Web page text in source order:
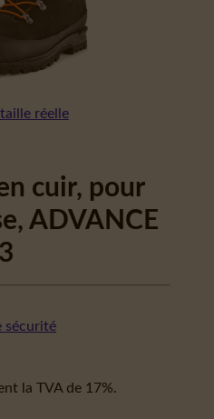
réelle
cuir, pour
ADVANCE
sécurité
la TVA de 17%.